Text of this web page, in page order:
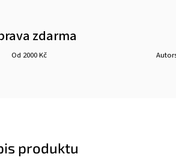
zdarma
Od 2000 Kč
produktu